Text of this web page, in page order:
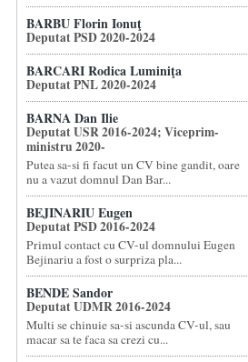
BARBU Florin Ionuţ
Deputat PSD 2020-2024
BARCARI Rodica Luminiţa
Deputat PNL 2020-2024
BARNA Dan Ilie
Deputat USR 2016-2024; Viceprim-
ministru 2020-
Putea sa-si fi facut un CV bine gandit, oare
nu a vazut domnul Dan Bar...
BEJINARIU Eugen
Deputat PSD 2016-2024
Primul contact cu CV-ul domnului Eugen
Bejinariu a fost o surpriza pla...
BENDE Sandor
Deputat UDMR 2016-2024
Multi se chinuie sa-si ascunda CV-ul, sau
macar sa te faca sa crezi cu...